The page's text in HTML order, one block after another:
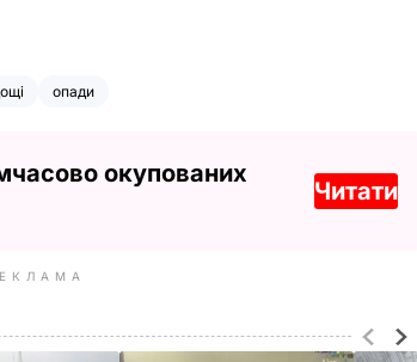
опади
окупованих
Читати